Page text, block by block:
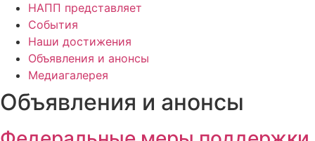
НАПП представляет
События
Наши достижения
Объявления и анонсы
Медиагалерея
Объявления и анонсы